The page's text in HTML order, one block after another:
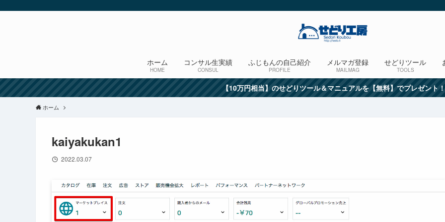
ホーム
HOME
コンサル生実績
CONSUL
ふじもんの自己紹介
PROFILE
メルマガ登録
MAILMAG
せどりツール
TOOLS
【10万円相当】のせどりツール＆マニュアルを【無料】でプレゼント！
ホーム
kaiyakukan1
2022.03.07